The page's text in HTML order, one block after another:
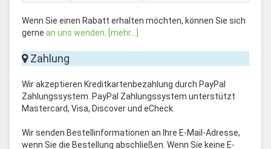
Wenn Sie einen Rabatt erhalten möchten, können Sie sich
gerne an uns wenden [mehr...]
Zahlung
Wir akzeptieren Kreditkartenbezahlung durch PayPal
Zahlungssystem. PayPal Zahlungssystem unterstützt
Mastercard, Visa, Discover und eCheck.
Wir senden Bestellinformationen an Ihre E-Mail-Adresse,
wenn Sie die Bestellung abschließen. Wenn Sie keine E-